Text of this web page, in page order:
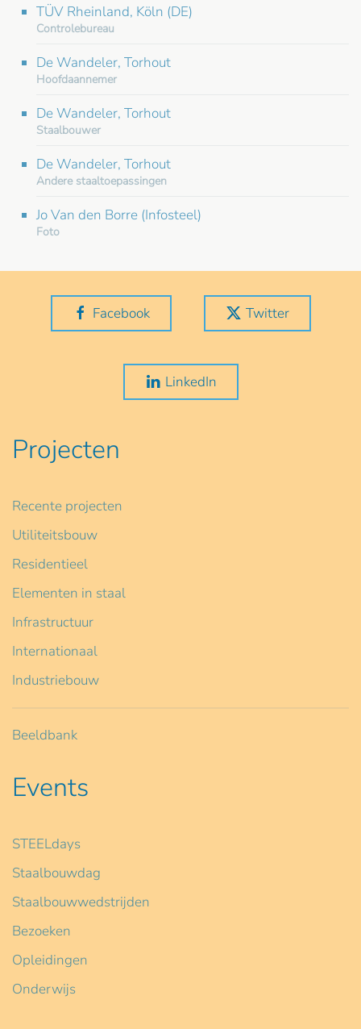
TÜV Rheinland, Köln (DE)
Controlebureau
De Wandeler, Torhout
Hoofdaannemer
De Wandeler, Torhout
Staalbouwer
De Wandeler, Torhout
Andere staaltoepassingen
Jo Van den Borre (Infosteel)
Foto
Facebook Twitter
LinkedIn
Projecten
Recente projecten
Utiliteitsbouw
Residentieel
Elementen in staal
Infrastructuur
Internationaal
Industriebouw
Beeldbank
Events
STEELdays
Staalbouwdag
Staalbouwwedstrijden
Bezoeken
Opleidingen
Onderwijs